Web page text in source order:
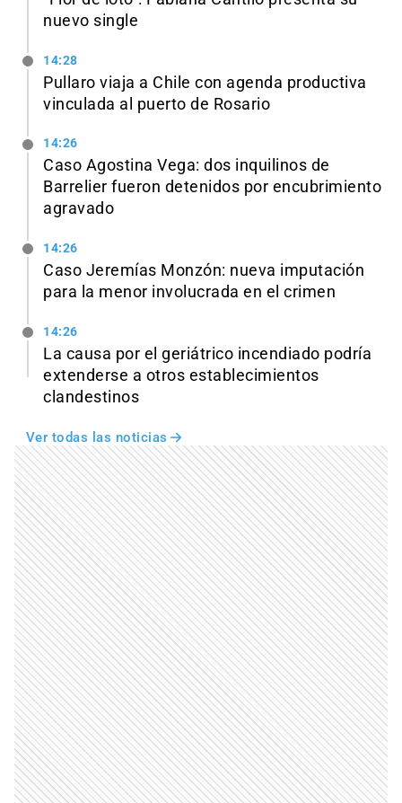
nuevo single
14:28
Pullaro viaja a Chile con agenda productiva
vinculada al puerto de Rosario
14:26
Caso Agostina Vega: dos inquilinos de
Barrelier fueron detenidos por encubrimiento
agravado
14:26
Caso Jeremías Monzón: nueva imputación
para la menor involucrada en el crimen
14:26
La causa por el geriátrico incendiado podría
extenderse a otros establecimientos
clandestinos
Ver todas las noticias